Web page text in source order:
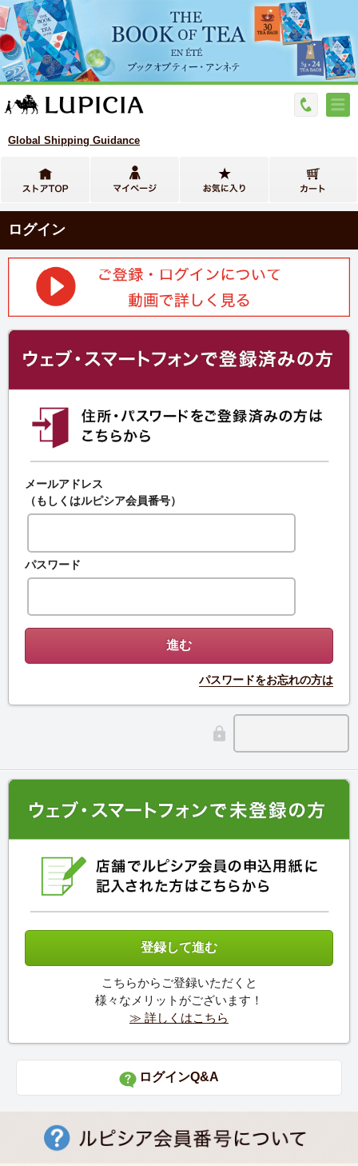
Global Shipping Guidance
ログイン
メールアドレス
（もしくはルピシア会員番号）
パスワード
パスワードをお忘れの方は
こちらからご登録いただくと
様々なメリットがございます！
≫ 詳しくはこちら